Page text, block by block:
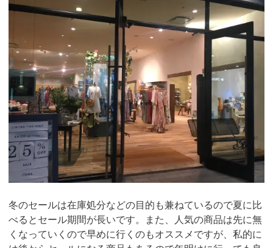
冬のセールは在庫処分などの目的も兼ねているので夏に比
べるとセール期間が長いです。また、人気の商品は先に無
くなっていくので早めに行くのもオススメですが、私的に